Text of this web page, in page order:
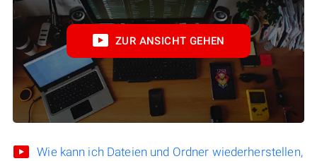
ZUR ANSICHT GEHEN
Wie kann ich Dateien und Ordner wiederherstellen,